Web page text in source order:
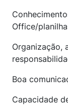
Office/
Organização,
Boa
Capacidade